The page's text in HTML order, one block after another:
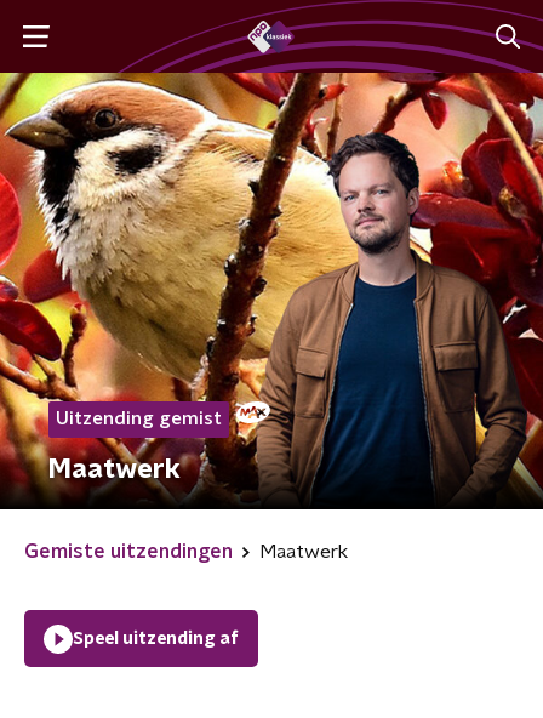
Uitzending gemist
Maatwerk
Gemiste uitzendingen Maatwerk
Speel uitzending af